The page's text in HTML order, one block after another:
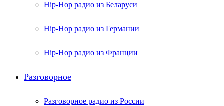
Hip-Hop радио из Беларуси
Hip-Hop радио из Германии
Hip-Hop радио из Франции
Разговорное
Разговорное радио из России